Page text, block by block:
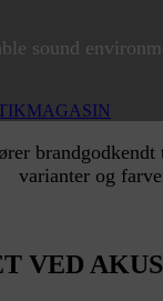
sound
varianter og
VED